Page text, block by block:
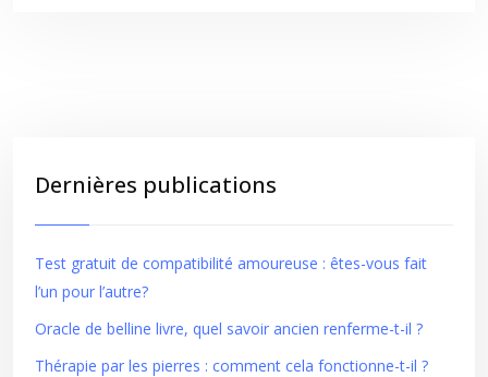
Dernières publications
Test gratuit de compatibilité amoureuse : êtes-vous fait
l’un pour l’autre?
Oracle de belline livre, quel savoir ancien renferme-t-il ?
Thérapie par les pierres : comment cela fonctionne-t-il ?